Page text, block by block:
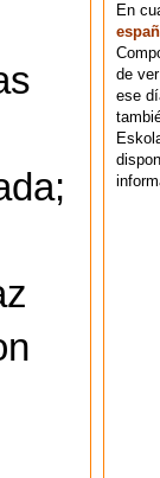
En
de
ese